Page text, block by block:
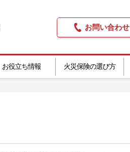
お問い合わせ
お役立ち情報 火災保険の選び方